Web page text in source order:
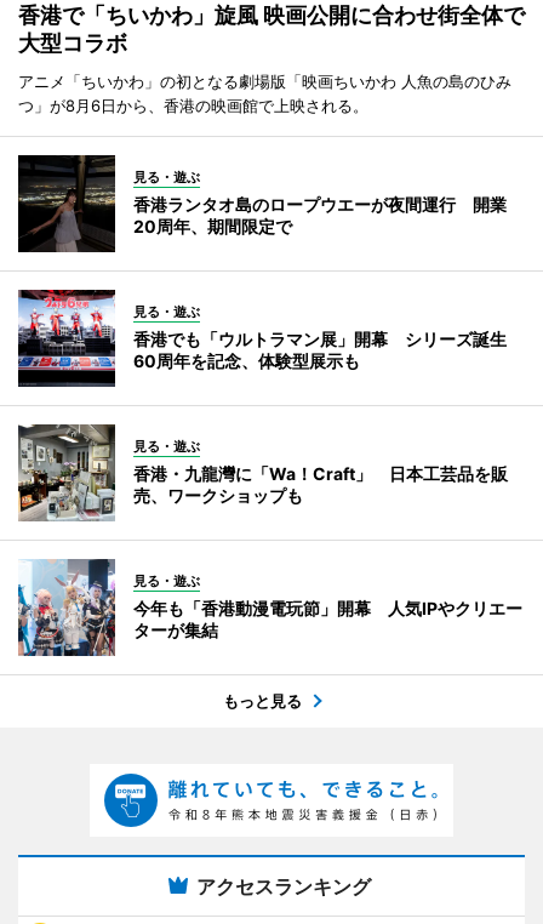
香港で「ちいかわ」旋風 映画公開に合わせ街全体で
大型コラボ
アニメ「ちいかわ」の初となる劇場版「映画ちいかわ 人魚の島のひみ
つ」が8月6日から、香港の映画館で上映される。
見る・遊ぶ
香港ランタオ島のロープウエーが夜間運行 開業
20周年、期間限定で
見る・遊ぶ
香港でも「ウルトラマン展」開幕 シリーズ誕生
60周年を記念、体験型展示も
見る・遊ぶ
香港・九龍灣に「Wa！Craft」 日本工芸品を販
売、ワークショップも
見る・遊ぶ
今年も「香港動漫電玩節」開幕 人気IPやクリエー
ターが集結
もっと見る
アクセスランキング